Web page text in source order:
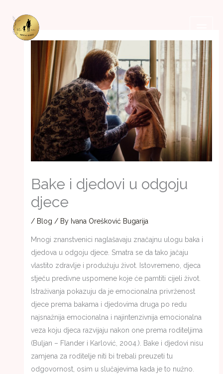
content
Bake i djedovi u odgoju
djece
/ Blog / By Ivana Orešković Bugarija
Mnogi znanstvenici naglašavaju značajnu ulogu baka i
djedova u odgoju djece. Smatra se da tako jačaju
vlastito zdravlje i produžuju život. Istovremeno, djeca
stječu predivne uspomene koje će pamtiti cijeli život.
Istraživanja pokazuju da je emocionalna privrženost
djece prema bakama i djedovima druga po redu
najsnažnija emocionalna i najintenzivnija emocionalna
veza koju djeca razvijaju nakon one prema roditeljima
(Buljan – Flander i Karlović, 2004.). Bake i djedovi nisu
zamjena za roditelje niti bi trebali preuzeti tu
odgovornost, osim u slučajevima kada je to nužno.